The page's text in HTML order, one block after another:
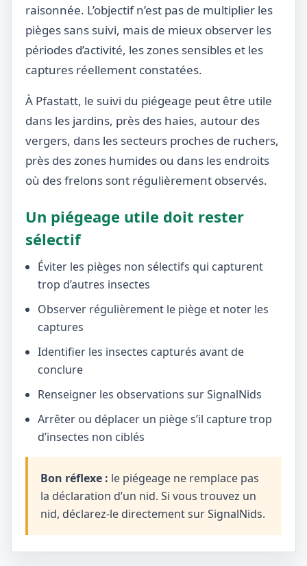
raisonnée. L’objectif n’est pas de multiplier les
pièges sans suivi, mais de mieux observer les
périodes d’activité, les zones sensibles et les
captures réellement constatées.
À Pfastatt, le suivi du piégeage peut être utile
dans les jardins, près des haies, autour des
vergers, dans les secteurs proches de ruchers,
près des zones humides ou dans les endroits
où des frelons sont régulièrement observés.
Un piégeage utile doit rester
sélectif
Éviter les pièges non sélectifs qui capturent
trop d’autres insectes
Observer régulièrement le piège et noter les
captures
Identifier les insectes capturés avant de
conclure
Renseigner les observations sur SignalNids
Arrêter ou déplacer un piège s’il capture trop
d’insectes non ciblés
Bon réflexe : le piégeage ne remplace pas
la déclaration d’un nid. Si vous trouvez un
nid, déclarez-le directement sur SignalNids.